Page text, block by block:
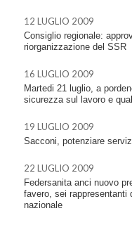
12 LUGLIO 2009
Consiglio regionale:
riorganizzazione del SSR
16 LUGLIO 2009
Martedi 21 luglio, a
sicurezza sul lavoro e
19 LUGLIO 2009
Sacconi, potenziare
22 LUGLIO 2009
Federsanita anci nuovo
favero, sei rappresentanti
nazionale